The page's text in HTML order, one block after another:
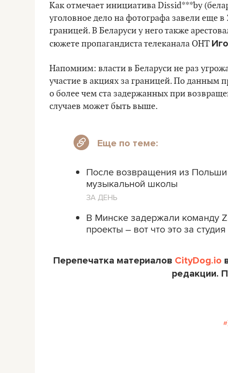
Как отмечает инициатива Dissid***by
уголовное дело на фотографа завели еще
границей. В Беларуси у него также
сюжете пропагандиста телеканала ОНТ
Напомним: власти в Беларуси не раз
участие в акциях за границей. По данным
о более чем ста задержанных при
случаев может быть выше.
Еще по теме:
После возвращения из
музыкальной школы
ЗА ДЕНЬ
В Минске задержали команду
проекты – вот что это за
Перепечатка материалов CityDog.io
редакции.